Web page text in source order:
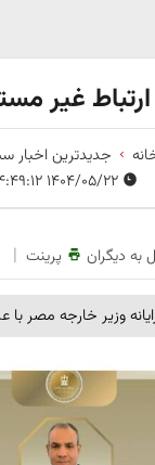
غیر
جدیدترین اخبار
۱۴۰۴/۰۵/۲۲ ۱۴:۴۹:۱۲
به دیگران پرینت |
وزیر خارجه مصر با